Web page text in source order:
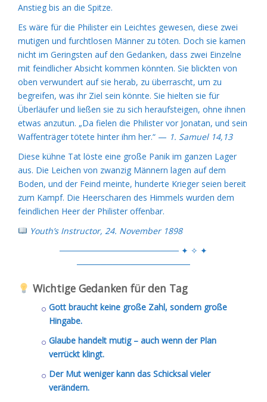
Anstieg bis an die Spitze.
Es wäre für die Philister ein Leichtes gewesen, diese zwei
mutigen und furchtlosen Männer zu töten. Doch sie kamen
nicht im Geringsten auf den Gedanken, dass zwei Einzelne
mit feindlicher Absicht kommen könnten. Sie blickten von
oben verwundert auf sie herab, zu überrascht, um zu
begreifen, was ihr Ziel sein könnte. Sie hielten sie für
Überläufer und ließen sie zu sich heraufsteigen, ohne ihnen
etwas anzutun. „Da fielen die Philister vor Jonatan, und sein
Waffenträger tötete hinter ihm her.“ — 1. Samuel 14,13
Diese kühne Tat löste eine große Panik im ganzen Lager
aus. Die Leichen von zwanzig Männern lagen auf dem
Boden, und der Feind meinte, hunderte Krieger seien bereit
zum Kampf. Die Heerscharen des Himmels wurden dem
feindlichen Heer der Philister offenbar.
Youth’s Instructor, 24. November 1898
──────────────────── ✦ ✧ ✦
───────────────────
Wichtige Gedanken für den Tag
Gott braucht keine große Zahl, sondern große
Hingabe.
Glaube handelt mutig – auch wenn der Plan
verrückt klingt.
Der Mut weniger kann das Schicksal vieler
verändern.